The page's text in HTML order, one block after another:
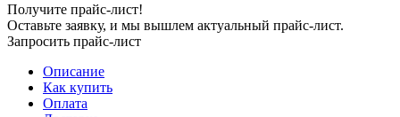
Получите прайс-лист!
Оставьте заявку, и мы вышлем актуальный прайс-лист.
Запросить прайс-лист
Описание
Как купить
Оплата